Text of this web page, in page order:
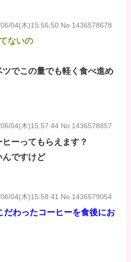
04(木)15:56:50 No.1436578678
ないの
でこの量でも軽く食べ進め
04(木)15:57:44 No.1436578857
ーってもらえます？
んですけど
04(木)15:58:41 No.1436579054
だわったコーヒーを食後にお